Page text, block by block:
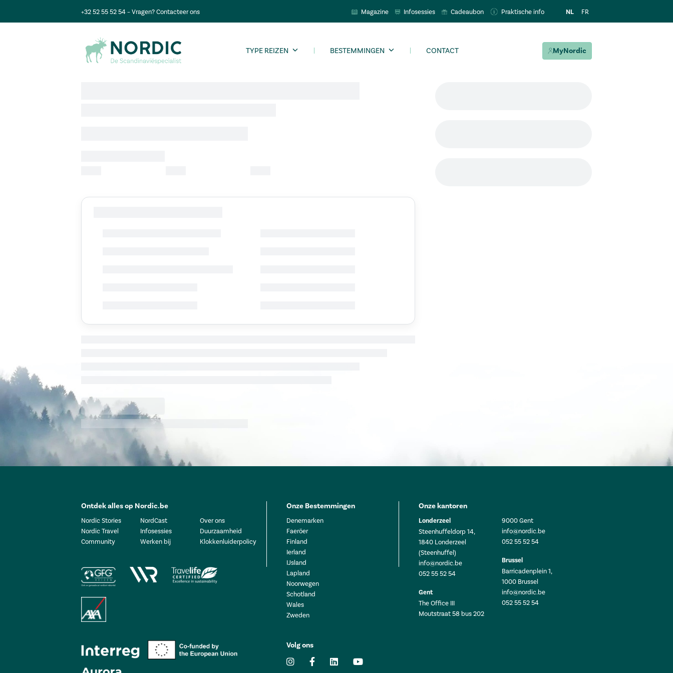
+32 52 55 52 54 – Vragen? Contacteer ons Magazine Infosessies Cadeaubon Praktische info NL FR
TYPE REIZEN BESTEMMINGEN CONTACT MyNordic
Ontdek alles op Nordic.be
Nordic Stories
Nordic Travel
Community
NordCast
Infosessies
Werken bij
Over ons
Duurzaamheid
Klokkenluiderpolicy
Onze Bestemmingen
Denemarken
Faeröer
Finland
Ierland
IJsland
Lapland
Noorwegen
Schotland
Wales
Zweden
Volg ons
Onze kantoren
Londerzeel
Steenhuffeldorp 14,
1840 Londerzeel
(Steenhuffel)
info@nordic.be
052 55 52 54
Gent
The Office III
Moutstraat 58 bus 202
9000 Gent
info@nordic.be
052 55 52 54
Brussel
Barricadenplein 1,
1000 Brussel
info@nordic.be
052 55 52 54